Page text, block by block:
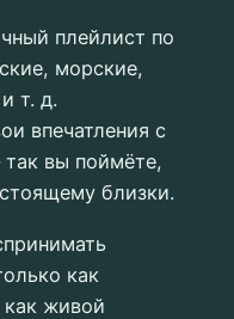
плейлист по
морские,
т. д.
впечатления с
вы поймёте,
близки.
как
как живой